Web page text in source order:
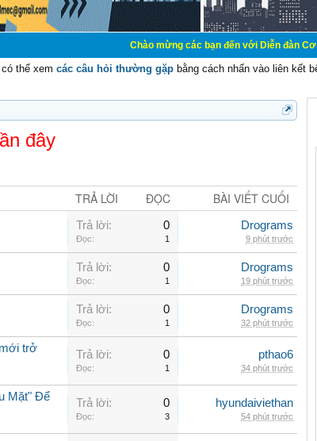
Chào mừng các bạn đến với Diễn đàn Cơ Điện -
thể xem các câu hỏi thường gặp bằng cách nhấn vào liên kết
đây
TRẢ LỜI ĐỌC BÀI VIẾT CUỐI
Trả lời: 0
Đọc: 1
Drograms
9 phút trước
Trả lời: 0
Đọc: 1
Drograms
19 phút trước
Trả lời: 0
Đọc: 1
Drograms
32 phút trước
trở
Trả lời: 0
Đọc: 1
pthao6
34 phút trước
Mặt" Để
Trả lời: 0
Đọc: 3
hyundaiviethan
54 phút trước